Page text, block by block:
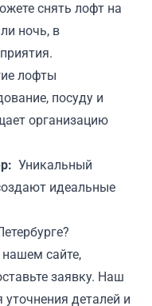
снять лофт на
ночь, в
лофты
посуду и
организацию
Уникальный
идеальные
сайте,
заявку. Наш
деталей и